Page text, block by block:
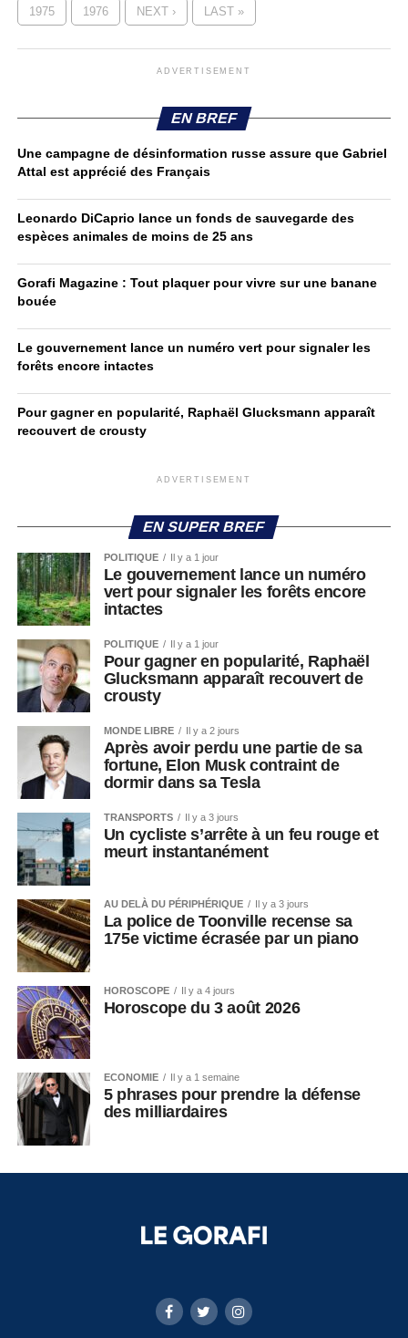
1975 1976 NEXT › LAST »
ADVERTISEMENT
EN BREF
Une campagne de désinformation russe assure que Gabriel
Attal est apprécié des Français
Leonardo DiCaprio lance un fonds de sauvegarde des
espèces animales de moins de 25 ans
Gorafi Magazine : Tout plaquer pour vivre sur une banane
bouée
Le gouvernement lance un numéro vert pour signaler les
forêts encore intactes
Pour gagner en popularité, Raphaël Glucksmann apparaît
recouvert de crousty
ADVERTISEMENT
EN SUPER BREF
POLITIQUE Il y a 1 jour
Le gouvernement lance un numéro
vert pour signaler les forêts encore
intactes
POLITIQUE Il y a 1 jour
Pour gagner en popularité, Raphaël
Glucksmann apparaît recouvert de
crousty
MONDE LIBRE Il y a 2 jours
Après avoir perdu une partie de sa
fortune, Elon Musk contraint de
dormir dans sa Tesla
TRANSPORTS Il y a 3 jours
Un cycliste s’arrête à un feu rouge et
meurt instantanément
AU DELÀ DU PÉRIPHÉRIQUE Il y a 3 jours
La police de Toonville recense sa
175e victime écrasée par un piano
HOROSCOPE Il y a 4 jours
Horoscope du 3 août 2026
ECONOMIE Il y a 1 semaine
5 phrases pour prendre la défense
des milliardaires